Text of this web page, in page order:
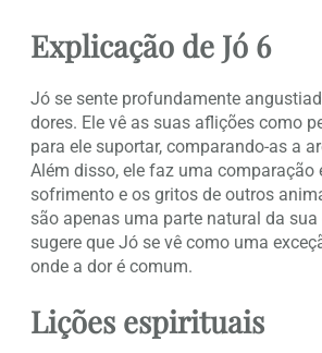
Explicação de Jó 6
Jó se sente profundamente
dores. Ele vê as suas aflições como
para ele suportar, comparando-as a
Além disso, ele faz uma comparação
sofrimento e os gritos de outros
são apenas uma parte natural da
sugere que Jó se vê como uma
onde a dor é comum.
Lições espirituais